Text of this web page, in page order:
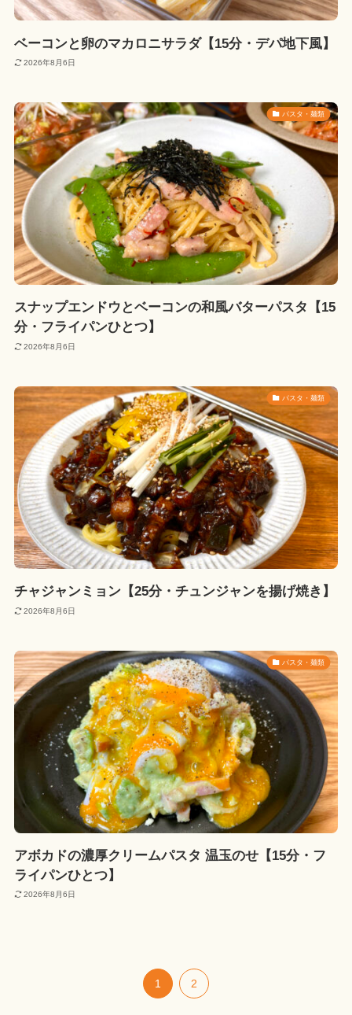
ベーコンと卵のマカロニサラダ【15分・デパ地下風】
2026年8月6日
パスタ・麺類
スナップエンドウとベーコンの和風バターパスタ【15
分・フライパンひとつ】
2026年8月6日
パスタ・麺類
チャジャンミョン【25分・チュンジャンを揚げ焼き】
2026年8月6日
パスタ・麺類
アボカドの濃厚クリームパスタ 温玉のせ【15分・フ
ライパンひとつ】
2026年8月6日
1 2